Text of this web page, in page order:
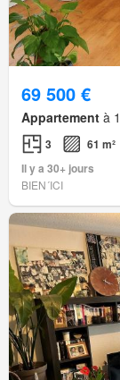
69 500 €
Appartement à
3
61 m²
Il y a 30+ jours
BIEN´ICI